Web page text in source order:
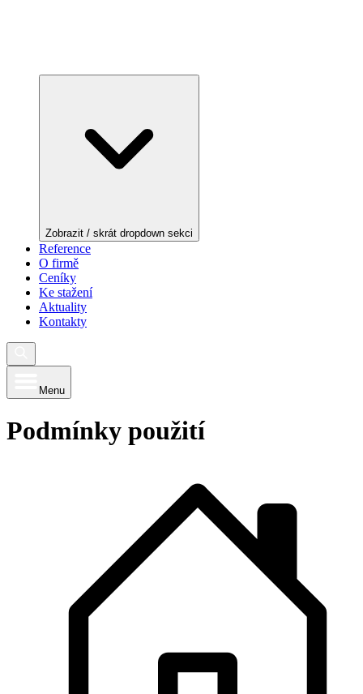
Zobrazit / skrát dropdown sekci
Reference
O firmě
Ceníky
Ke stažení
Aktuality
Kontakty
Menu
Podmínky použití